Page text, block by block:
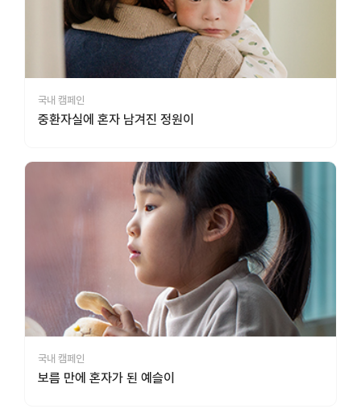
국내 캠페인
중환자실에 혼자 남겨진 정원이
국내 캠페인
보름 만에 혼자가 된 예슬이